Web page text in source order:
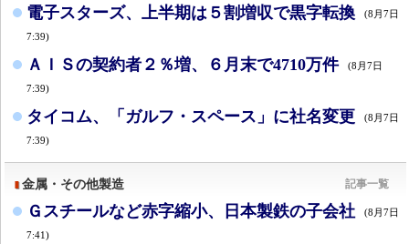
電子スターズ、上半期は５割増収で黒字転換 (8月7日
7:39)
ＡＩＳの契約者２％増、６月末で4710万件 (8月7日
7:39)
タイコム、「ガルフ・スペース」に社名変更 (8月7日
7:39)
金属・その他製造 記事一覧
Ｇスチールなど赤字縮小、日本製鉄の子会社 (8月7日
7:41)